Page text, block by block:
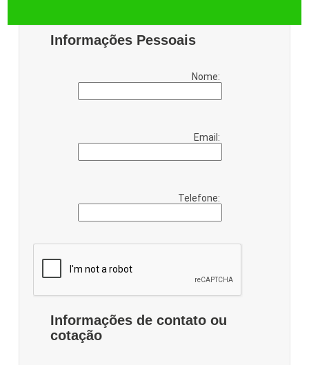
Informações Pessoais
Nome:
Email:
Telefone:
Informações de contato ou
cotação